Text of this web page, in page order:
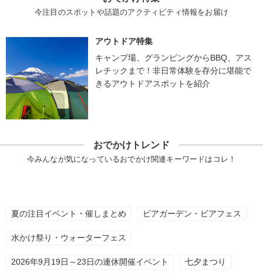
今注目のスポットや話題のアクティビティ情報をお届け
アウトドア特集
キャンプ場、グランピングからBBQ、アス
レチックまで！非日常体験を存分に堪能で
きるアウトドアスポットを紹介
おでかけトレンド
今みんなが気になっているおでかけ関連キーワードはコレ！
夏の注目イベント・催しまとめ ビアガーデン・ビアフェス
水かけ祭り・ウォーターフェス
2026年9月19日～23日の連休開催イベント 七夕まつり